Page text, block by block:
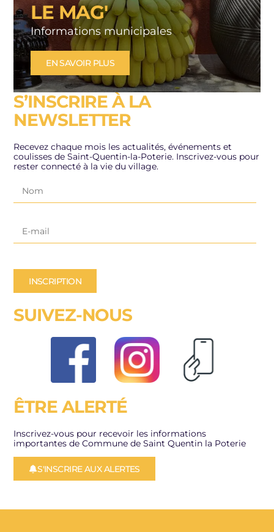
LE MAG'
Informations municipales
EN SAVOIR PLUS
S’INSCRIRE À LA
NEWSLETTER
Recevez chaque mois les actualités, événements et
coulisses de Saint-Quentin-la-Poterie. Inscrivez-vous pour
rester connecté à la vie du village.
INSCRIPTION
SUIVEZ-NOUS
ÊTRE ALERTÉ
Inscrivez-vous pour recevoir les informations
importantes de Commune de Saint Quentin la Poterie
S'INSCRIRE AUX ALERTES